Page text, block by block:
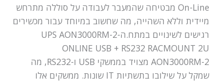
On-Line מבטיחה שהמעבר לעבודה על סוללה מתרחש
מיידית וללא השהייה, מה שחשוב במיוחד עבור מכשירים
רגישים לשינויים במתח.ה-UPS AON3000RM-2
ONLINE USB + RS232 RACMOUNT 2U
AON3000RM-2 מצויד בממשקי USB ו-RS232, מה
שמקל על שילובו בתשתיות IT שונות. ממשקים אלו